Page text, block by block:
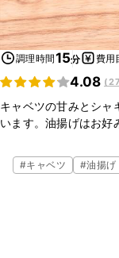
調理時間15分 費用
4.08 (27
キャベツの甘みとシャ
います。油揚げはお好
でピリッとした風味
かつお節をかけると風
#キャベツ #油揚げ